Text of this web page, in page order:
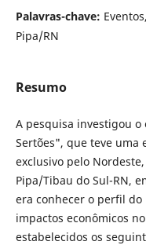
Palavras-chave:
Pipa/RN
Resumo
A pesquisa investigou
Sertões", que teve uma
exclusivo pelo
Pipa/Tibau do Sul-RN,
era conhecer o perfil
impactos econômicos
estabelecidos os